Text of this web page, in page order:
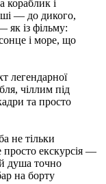
кораблик і
— до дикого,
як із фільму:
і море, що
легендарної
чіллим під
та просто
не тільки
просто екскурсія —
душа точно
на борту